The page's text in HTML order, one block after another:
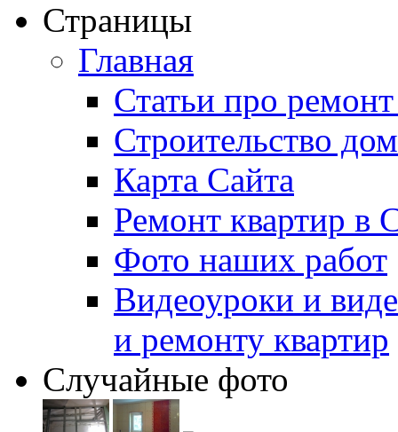
Страницы
Главная
Статьи про
Строительство
Карта Сайта
Ремонт квартир в
Фото наших работ
Видеоуроки и
и ремонту квартир
Случайные фото